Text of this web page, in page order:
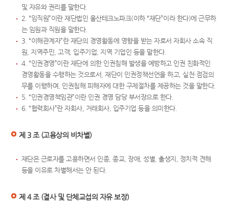
및 자유와 권리를 말한다.
2. “임직원”이란 재단법인 울산테크노파크(이하 “재단”이라 한다)에 근무하
는 임원과 직원을 말한다.
3. “이해관계자”란 재단의 경영활동에 영향을 받는 자로서 자회사 소속 직
원, 지역주민, 고객, 입주기업, 지역 기업인 등을 말한다.
4. “인권경영”이란 재단에 의한 인권침해 발생을 예방하고 인권 친화적인
경영활동을 수행하는 것으로서, 재단이 인권정책선언을 하고, 실천·점검의
무를 이행하며, 인권침해 피해자에 대한 구제절차를 제공하는 것을 말한다.
5. “인권경영책임관”이란 인권 경영 담당 부서장으로 한다.
6. “협력회사”란 자회사, 거래회사, 입주기업 등을 의미한다.
제 3 조 (고용상의 비차별)
재단은 근로자를 고용하면서 인종, 종교, 장애, 성별, 출생지, 정치적 견해
등을 이유로 차별해서는 안 된다.
제 4 조 (결사 및 단체교섭의 자유 보장)